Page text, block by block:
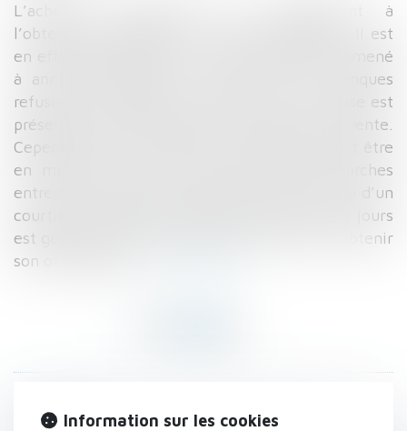
L’acheteur conditionne son engagement à
l’obtention préalable d’un crédit immobilier. Il est
en effet possible qu’un primo-accédant soit amené
à annuler l’opération au motif que les banques
refusent de lui prêter le moindre sou. La clause est
présente par défaut dans les compromis de vente.
Cependant, pour en bénéficier, l'acheteur doit être
en mesure de prouver la réalité des démarches
entreprises auprès de 3 banques minimum ou d’un
courtier en crédit immobilier.Un délai de 60 jours
est généralement accordé à l'acheteur pour obtenir
son offre de prêt...
HistoriqueInformation sur les cookies